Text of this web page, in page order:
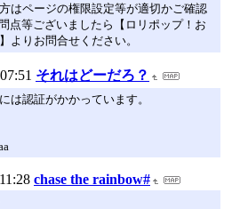
はページの権限設定等が適切かご確認
点等ございましたら【ロリポップ！お
よりお問合せください。
それはどーだろ？
は認証がかかっています。
chase the rainbow#